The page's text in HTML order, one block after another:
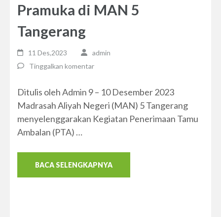
Pramuka di MAN 5
Tangerang
11 Des,2023
admin
Tinggalkan komentar
Ditulis oleh Admin 9 – 10 Desember 2023
Madrasah Aliyah Negeri (MAN) 5 Tangerang
menyelenggarakan Kegiatan Penerimaan Tamu
Ambalan (PTA) …
BACA SELENGKAPNYA